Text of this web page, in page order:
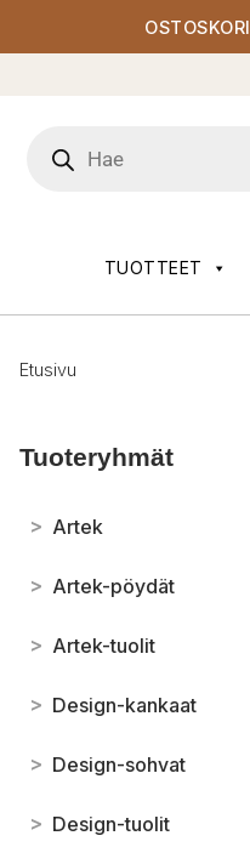
OSTOSKORI
search
TUOTTEET
Etusivu
Tuoteryhmät
> Artek
> Artek-pöydät
> Artek-tuolit
> Design-kankaat
> Design-sohvat
> Design-tuolit